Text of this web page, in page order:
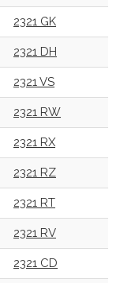
2321 GK
2321 DH
2321 VS
2321 RW
2321 RX
2321 RZ
2321 RT
2321 RV
2321 CD